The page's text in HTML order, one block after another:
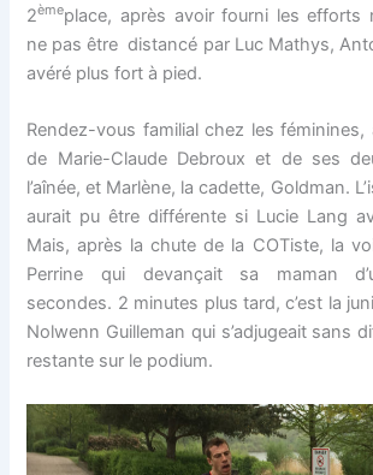
2èmeplace, après avoir fourni les efforts
ne pas être distancé par Luc Mathys,
avéré plus fort à pied.
Rendez-vous familial chez les féminines,
de Marie-Claude Debroux et de ses
l’aînée, et Marlène, la cadette, Goldman.
aurait pu être différente si Lucie Lang
Mais, après la chute de la COTiste, la
Perrine qui devançait sa maman
secondes. 2 minutes plus tard, c’est la
Nolwenn Guilleman qui s’adjugeait sans
restante sur le podium.